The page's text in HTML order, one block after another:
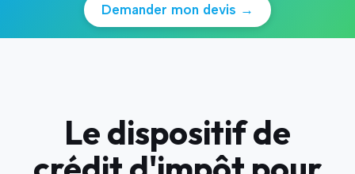
Demander mon devis →
Le dispositif de